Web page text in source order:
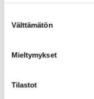
valinta
Välttämätön
Mieltymykset
Tilastot